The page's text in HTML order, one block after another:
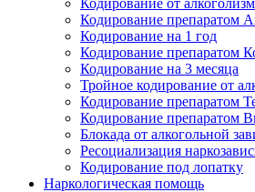
Кодирование от
Кодирование препаратом
Кодирование на 1 год
Кодирование препаратом
Кодирование на 3 месяца
Тройное кодирование от
Кодирование препаратом
Кодирование препаратом
Блокада от алкогольной
Ресоциализация
Кодирование под лопатку
Наркологическая помощь